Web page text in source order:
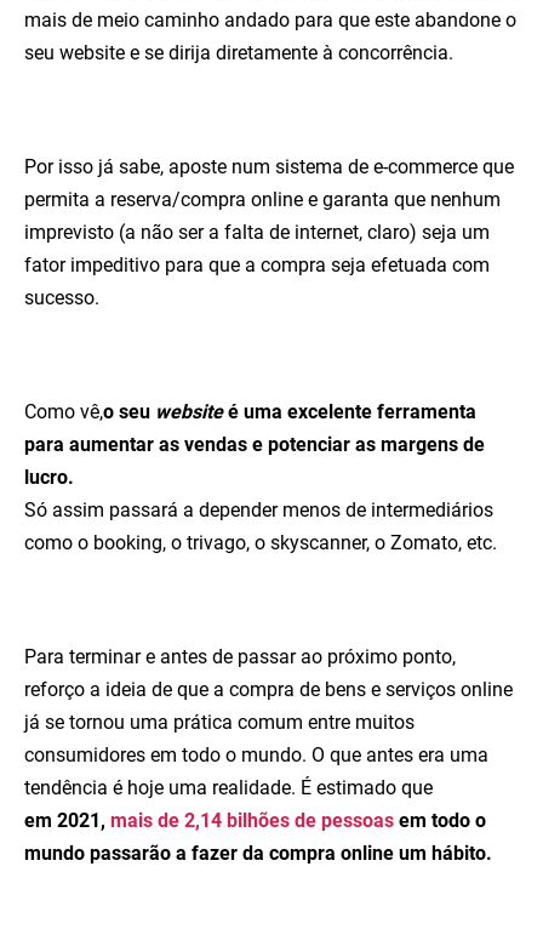
mais de meio caminho andado para que este abandone o
seu website e se dirija diretamente à concorrência.
Por isso já sabe, aposte num sistema de e-commerce que
permita a reserva/compra online e garanta que nenhum
imprevisto (a não ser a falta de internet, claro) seja um
fator impeditivo para que a compra seja efetuada com
sucesso.
Como vê,o seu websiteé uma excelente ferramenta
para aumentar as vendas e potenciar as margens de
lucro.
Só assim passará a depender menos de intermediários
como o booking, o trivago, o skyscanner, o Zomato, etc.
Para terminar e antes de passar ao próximo ponto,
reforço a ideia de que a compra de bens e serviços online
já se tornou uma prática comum entre muitos
consumidores em todo o mundo. O que antes era uma
tendência é hoje uma realidade. É estimado que
em 2021, mais de 2,14 bilhões de pessoas em todo o
mundo passarão a fazer da compra online um hábito.